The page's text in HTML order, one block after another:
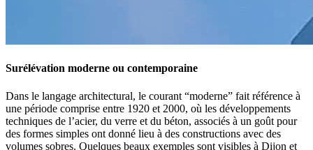
Surélévation moderne ou contemporaine
Dans le langage architectural, le courant “moderne” fait référence à
une période comprise entre 1920 et 2000, où les développements
techniques de l’acier, du verre et du béton, associés à un goût pour
des formes simples ont donné lieu à des constructions avec des
volumes sobres. Quelques beaux exemples sont visibles à Dijon et